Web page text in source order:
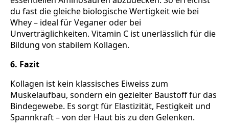
du fast die gleiche biologische Wertigkeit wie bei
Whey – ideal für Veganer oder bei
Unverträglichkeiten. Vitamin C ist unerlässlich für die
Bildung von stabilem Kollagen.
6. Fazit
Kollagen ist kein klassisches Eiweiss zum
Muskelaufbau, sondern ein gezielter Baustoff für das
Bindegewebe. Es sorgt für Elastizität, Festigkeit und
Spannkraft – von der Haut bis zu den Gelenken.